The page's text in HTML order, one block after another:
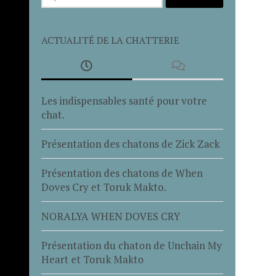
ACTUALITÉ DE LA CHATTERIE
Les indispensables santé pour votre
chat.
Présentation des chatons de Zick Zack
Présentation des chatons de When
Doves Cry et Toruk Makto.
NORALYA WHEN DOVES CRY
Présentation du chaton de Unchain My
Heart et Toruk Makto